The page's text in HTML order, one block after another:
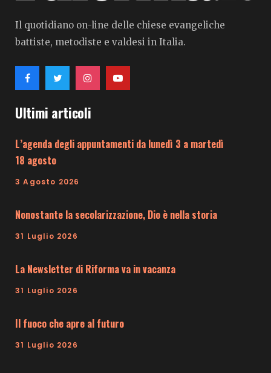
Il quotidiano on-line delle chiese evangeliche
battiste, metodiste e valdesi in Italia.
Ultimi articoli
L’agenda degli appuntamenti da lunedì 3 a martedì
18 agosto
3 Agosto 2026
Nonostante la secolarizzazione, Dio è nella storia
31 Luglio 2026
La Newsletter di Riforma va in vacanza
31 Luglio 2026
Il fuoco che apre al futuro
31 Luglio 2026